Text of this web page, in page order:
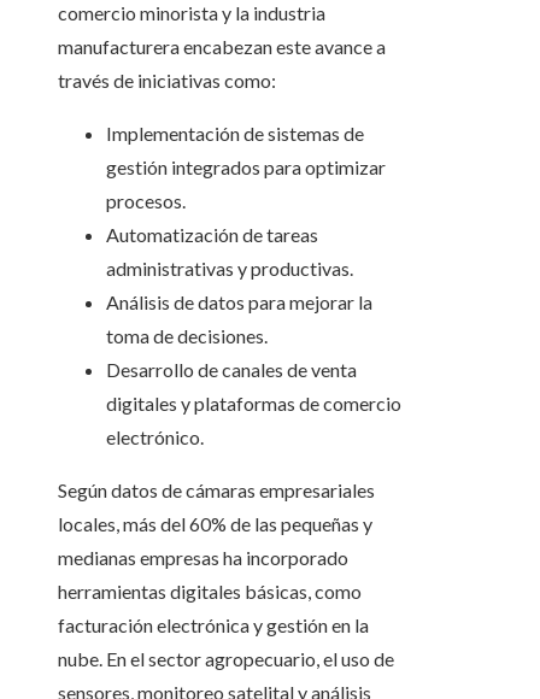
comercio minorista y la industria
manufacturera encabezan este avance a
través de iniciativas como:
Implementación de sistemas de
gestión integrados para optimizar
procesos.
Automatización de tareas
administrativas y productivas.
Análisis de datos para mejorar la
toma de decisiones.
Desarrollo de canales de venta
digitales y plataformas de comercio
electrónico.
Según datos de cámaras empresariales
locales, más del 60% de las pequeñas y
medianas empresas ha incorporado
herramientas digitales básicas, como
facturación electrónica y gestión en la
nube. En el sector agropecuario, el uso de
sensores, monitoreo satelital y análisis